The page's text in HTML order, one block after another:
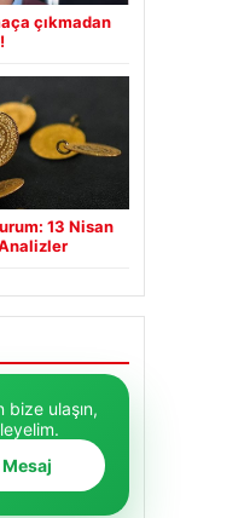
çıkmadan
13 Nisan
ulaşın,